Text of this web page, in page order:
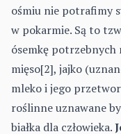
ośmiu nie potrafimy
w pokarmie. Są to
ósemkę
mięso[2], jajko
mleko i jego
roślinne uznawane
białka dla człowieka.